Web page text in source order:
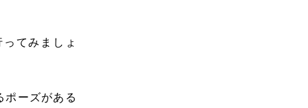
てみましょ
ポーズがある